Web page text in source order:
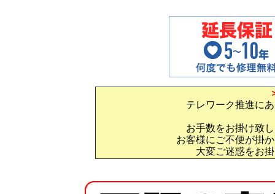
テレワーク推進に
お手数をお掛け致
お客様にご不便が掛
大変ご迷惑をお